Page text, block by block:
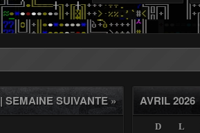
|SEMAINE SUIVANTE » AVRIL 2026
D L